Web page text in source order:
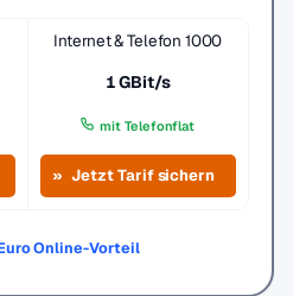
Internet & Telefon 1000
1 GBit/s
mit Telefonflat
Jetzt Tarif sichern
Online-Vorteil